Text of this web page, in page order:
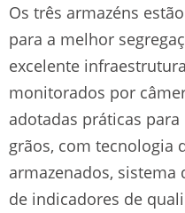
Os três armazéns
para a melhor
excelente
monitorados por
adotadas práticas
grãos, com tecnologia
armazenados,
de indicadores de